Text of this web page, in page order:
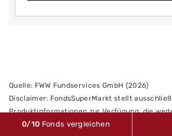
0/10 Fonds vergleichen
Quelle: FWW Fundservices GmbH (2026)
Disclaimer: FondsSuperMarkt stellt
Produktinformationen zur Verfügung, die
noch eine Produktempfehlung im Sinne des §